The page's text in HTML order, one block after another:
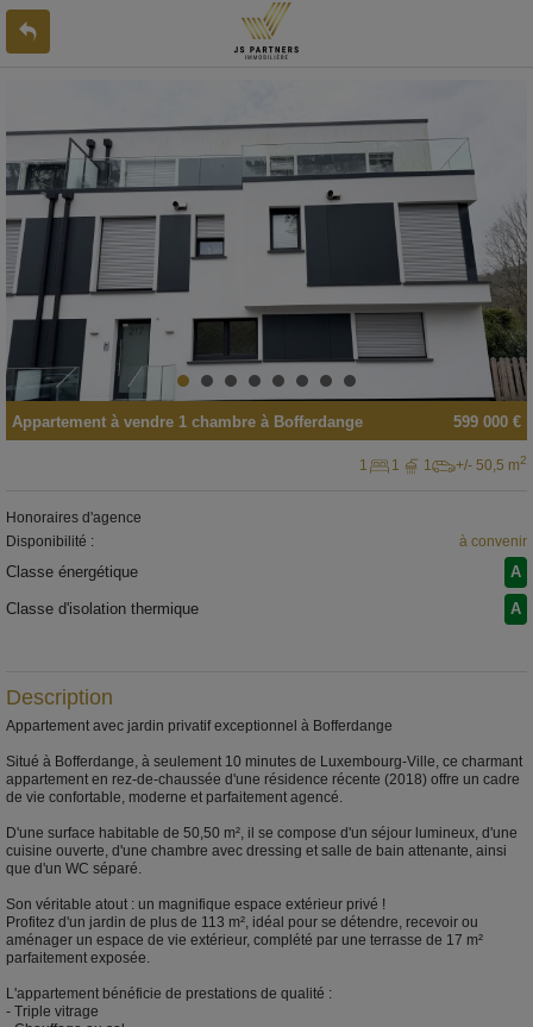
599 000 €
Appartement à vendre 1 chambre à Bofferdange
1 1 1 +/- 50,5 m2
Honoraires d'agence
Disponibilité :
à convenir
Classe énergétique A
Classe d'isolation thermique A
Description
Appartement avec jardin privatif exceptionnel à Bofferdange
Situé à Bofferdange, à seulement 10 minutes de Luxembourg-Ville, ce charmant
appartement en rez-de-chaussée d'une résidence récente (2018) offre un cadre
de vie confortable, moderne et parfaitement agencé.
D'une surface habitable de 50,50 m², il se compose d'un séjour lumineux, d'une
cuisine ouverte, d'une chambre avec dressing et salle de bain attenante, ainsi
que d'un WC séparé.
Son véritable atout : un magnifique espace extérieur privé !
Profitez d'un jardin de plus de 113 m², idéal pour se détendre, recevoir ou
aménager un espace de vie extérieur, complété par une terrasse de 17 m²
parfaitement exposée.
L'appartement bénéficie de prestations de qualité :
- Triple vitrage